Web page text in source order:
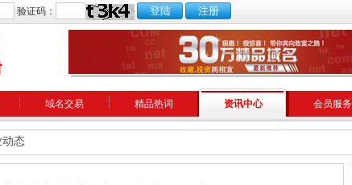
验证码：
域名交易 精品热词 资讯中心 会员服务
动态